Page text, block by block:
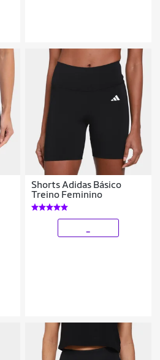
Shorts Adidas Básico
Treino Feminino